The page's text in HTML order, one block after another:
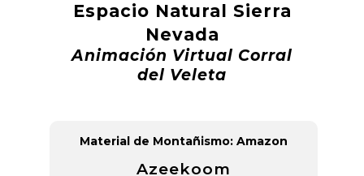
Espacio Natural Sierra
Nevada
Animación Virtual Corral
del Veleta
Material de Montañismo: Amazon
Azeekoom